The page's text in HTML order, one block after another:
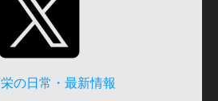
の日常・最新情報